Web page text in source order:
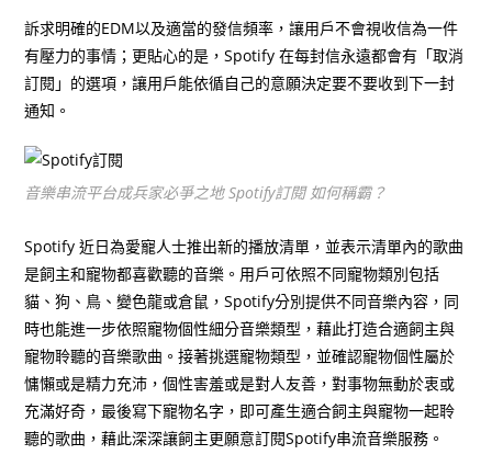
訴求明確的EDM以及適當的發信頻率，讓用戶不會視收信為一件
有壓力的事情；更貼心的是，Spotify 在每封信永遠都會有「取消
訂閱」的選項，讓用戶能依循自己的意願決定要不要收到下一封
通知。
音樂串流平台成兵家必爭之地 Spotify訂閱 如何稱霸？
Spotify 近日為愛寵人士推出新的播放清單，並表示清單內的歌曲
是飼主和寵物都喜歡聽的音樂。用戶可依照不同寵物類別包括
貓、狗、鳥、變色龍或倉鼠，Spotify分別提供不同音樂內容，同
時也能進一步依照寵物個性細分音樂類型，藉此打造合適飼主與
寵物聆聽的音樂歌曲。接著挑選寵物類型，並確認寵物個性屬於
慵懶或是精力充沛，個性害羞或是對人友善，對事物無動於衷或
充滿好奇，最後寫下寵物名字，即可產生適合飼主與寵物一起聆
聽的歌曲，藉此深深讓飼主更願意訂閱Spotify串流音樂服務。